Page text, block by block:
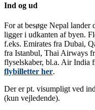
Ind og ud
For at besøge Nepal
ligger i udkanten af byen.
f.eks. Emirates fra Dubai,
fra Istanbul, Thai Airways
flyselskaber, bl.a. Air India
flybilletter her.
Der er pt. visumpligt ved
(kun vejledende).